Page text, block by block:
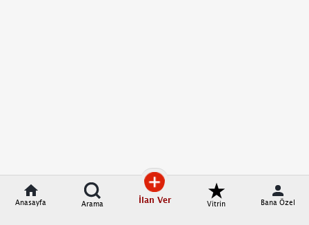
Anasayfa Arama İlan Ver Vitrin Bana Özel